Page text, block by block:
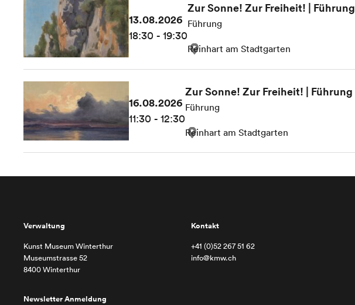
13.08.2026
18:30 - 19:30
Zur Sonne! Zur Freiheit! | Führung
Führung
Reinhart am Stadtgarten
16.08.2026
11:30 - 12:30
Zur Sonne! Zur Freiheit! | Führung
Führung
Reinhart am Stadtgarten
Verwaltung
Kunst Museum Winterthur
Museumstrasse 52
8400 Winterthur
Kontakt
+41 (0)52 267 51 62
info@kmw.ch
Newsletter Anmeldung